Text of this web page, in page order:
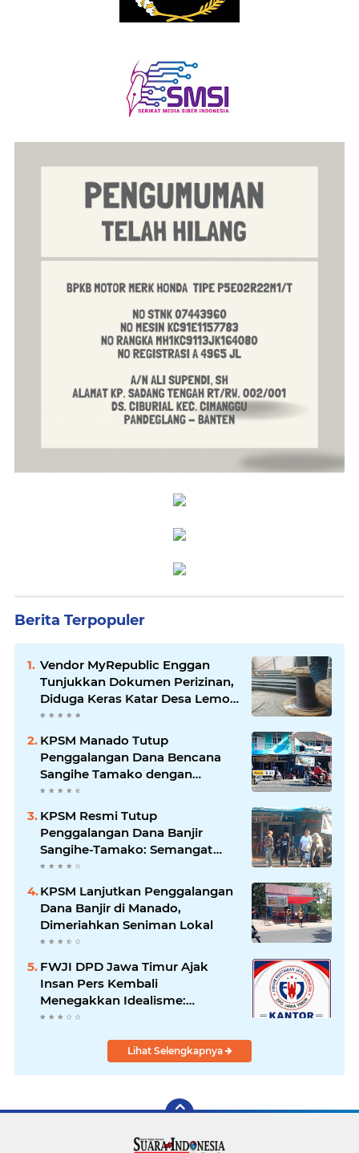
Berita Terpopuler
Vendor MyRepublic Enggan
Tunjukkan Dokumen Perizinan,
Diduga Keras Katar Desa Lemo
Disebut Handle Kordinasi
KPSM Manado Tutup
Penggalangan Dana Bencana
Sangihe Tamako dengan
Semangat Tinggi, Dihadiri
Banyak Seniman Ibu Kota
KPSM Resmi Tutup
Penggalangan Dana Banjir
Sangihe-Tamako: Semangat
Kebersamaan & Solidaritas
Tetap Terjaga
KPSM Lanjutkan Penggalangan
Dana Banjir di Manado,
Dimeriahkan Seniman Lokal
FWJI DPD Jawa Timur Ajak
Insan Pers Kembali
Menegakkan Idealisme:
"Menjadi Penulis Bukan
Lihat Selengkapnya